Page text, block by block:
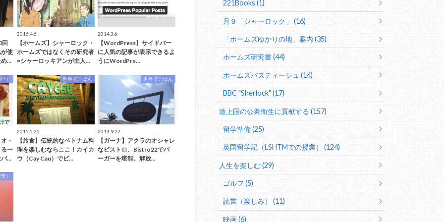
回
使
め…
2016.4.6
【ホームズ】シャーロック・
ホームズではなくその研究者
=シャーロッキアンが主人…
2014.3.6
【WordPress】サイドバー
に人気の記事が表示できるよ
うにWordPre…
）
・
一
パ…
世界でごはん
2015.5.25
【旅食】伝統的なベトナム料
理を楽しむならここ！カイカ
ウ（Cay Cau）でビ…
世界でごはん
2014.9.27
【ガーナ】アクラのオシャレ
なビストロ、Bistro22でバ
ーガーを堪能。解放…
）
221Books (1)
月９「シャーロック」 (16)
「ホームズゆかりの地」案内 (35)
ホームズ研究書 (44)
ホームズパスティーシュ (14)
BBC "Sherlock" (17)
途上国の公衆衛生に貢献する (157)
留学準備 (25)
英国留学記（LSHTMでの授業） (124)
人生を楽しむ (29)
ゴルフ (5)
読書（楽しみ） (11)
映画 (6)